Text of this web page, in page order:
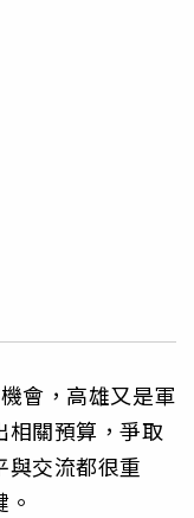
會，高雄又是軍
相關預算，爭取
與交流都很重